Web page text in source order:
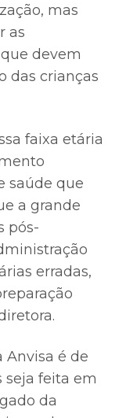
mas
as
devem
das crianças
faixa etária
saúde que
a grande
pós-
erradas,
Anvisa é de
seja feita em
da